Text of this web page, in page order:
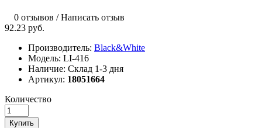
0 отзывов /Написать отзыв
92.23 руб.
Производитель: Black&White
Модель: LI-416
Наличие: Склад 1-3 дня
Артикул: 18051664
Количество
Купить